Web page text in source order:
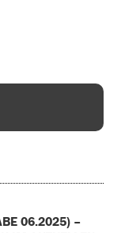
06.2025) –